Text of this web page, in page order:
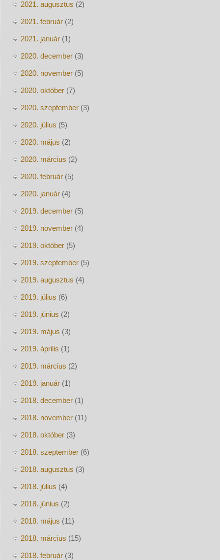
2021. augusztus (2)
2021. február(2)
2021. január(1)
2020. december(3)
2020. november(5)
2020. október(7)
2020. szeptember(3)
2020. július (5)
2020. május (2)
2020. március (2)
2020. február(5)
2020. január(4)
2019. december(5)
2019. november(4)
2019. október(5)
2019. szeptember(5)
2019. augusztus (4)
2019. július (6)
2019. június (2)
2019. május (3)
2019. április (1)
2019. március (2)
2019. január(1)
2018. december(1)
2018. november(11)
2018. október(3)
2018. szeptember(6)
2018. augusztus (3)
2018. július (4)
2018. június (2)
2018. május (11)
2018. március (15)
2018. február(3)